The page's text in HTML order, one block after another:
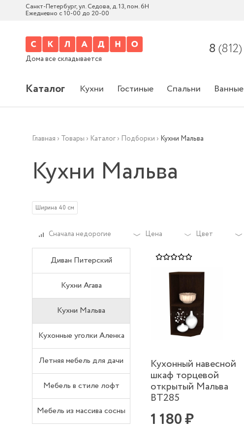
Санкт-Петербург, ул. Седова, д. 13, пом. 6Н
Ежедневно с 10-00 до 20-00
Дома все складывается
8 (812)
Каталог Кухни Гостиные Спальни Ванные
Главная › Товары › Каталог › Подборки › Кухни Мальва
Кухни Мальва
Ширина 40 см
Сначала недорогие Цена Цвет
Диван Питерский
Кухни Агава
Кухни Мальва
Кухонные уголки Аленка
Летняя мебель для дачи
Мебель в стиле лофт
Мебель из массива сосны
Кухонный навесной
шкаф торцевой
открытый Мальва
ВТ285
1 180 ₽